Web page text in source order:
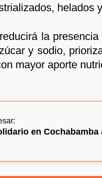
helados
la
y sodio,
mayor aporte
en Cochabamba